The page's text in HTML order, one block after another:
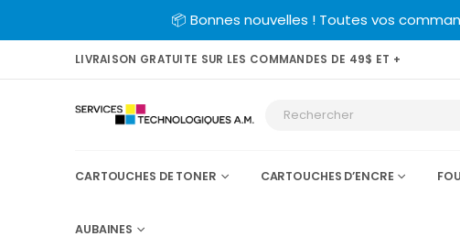
📦 Bonnes nouvelles ! Toutes vos
LIVRAISON GRATUITE SUR LES COMMANDES DE 49$ ET +
CARTOUCHES DE TONER CARTOUCHES D’ENCRE
AUBAINES